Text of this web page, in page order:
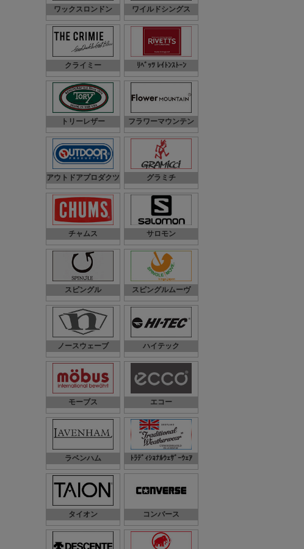
ワックスロンドン ワイルドシングス
クライミー ﾘﾍﾞｯﾂ ﾚｲﾄﾝｽﾄｰﾝ
トリーレザー フラワーマウンテン
アウトドアプロダクツ グラミチ
チャムス サロモン
スピングル スピングルムーヴ
ノースウェーブ ハイテック
モーブス エコー
ラベンハム ﾄﾗﾃﾞｨｼｮﾅﾙｳｪｻﾞｰｳｪｱ
タイオン コンバース